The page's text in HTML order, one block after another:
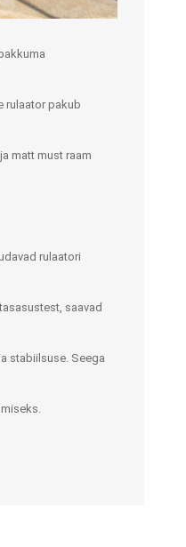
ja
tooted
VARUOSAD JA
lisavarustus
osakond
rulaator pakub
matt must raam
rulaatori
saavad
stabiilsuse. Seega